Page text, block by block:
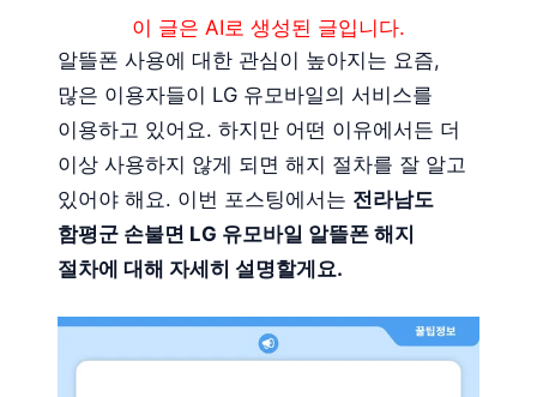
이 글은 AI로 생성된 글입니다.
알뜰폰 사용에 대한 관심이 높아지는 요즘,
많은 이용자들이 LG 유모바일의 서비스를
이용하고 있어요. 하지만 어떤 이유에서든 더
이상 사용하지 않게 되면 해지 절차를 잘 알고
있어야 해요. 이번 포스팅에서는 전라남도
함평군 손불면 LG 유모바일 알뜰폰 해지
절차에 대해 자세히 설명할게요.